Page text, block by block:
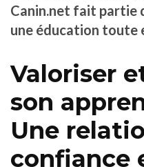
Canin.net fait partie
une éducation toute
Valoriser
son
Une
confiance